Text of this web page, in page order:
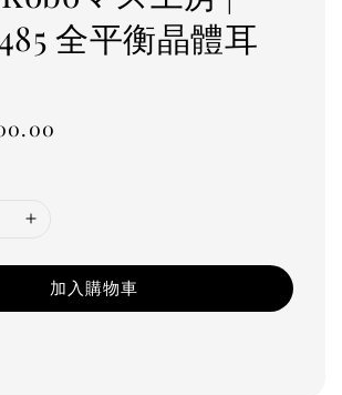
全平衡晶體耳
加入購物車